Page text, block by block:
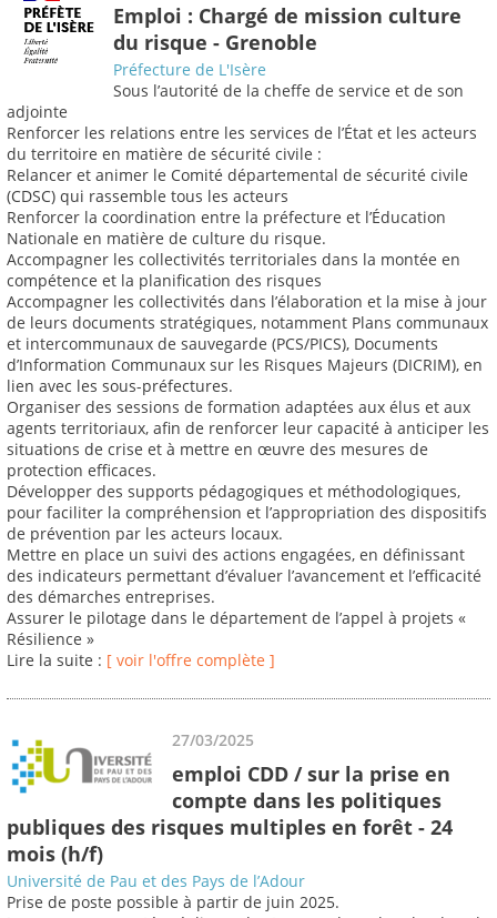
Emploi : Chargé de mission culture
du risque - Grenoble
Préfecture de L'Isère
Sous l’autorité de la cheffe de service et de son
adjointe
Renforcer les relations entre les services de l’État et les acteurs
du territoire en matière de sécurité civile :
Relancer et animer le Comité départemental de sécurité civile
(CDSC) qui rassemble tous les acteurs
Renforcer la coordination entre la préfecture et l’Éducation
Nationale en matière de culture du risque.
Accompagner les collectivités territoriales dans la montée en
compétence et la planification des risques
Accompagner les collectivités dans l’élaboration et la mise à jour
de leurs documents stratégiques, notamment Plans communaux
et intercommunaux de sauvegarde (PCS/PICS), Documents
d’Information Communaux sur les Risques Majeurs (DICRIM), en
lien avec les sous-préfectures.
Organiser des sessions de formation adaptées aux élus et aux
agents territoriaux, afin de renforcer leur capacité à anticiper les
situations de crise et à mettre en œuvre des mesures de
protection efficaces.
Développer des supports pédagogiques et méthodologiques,
pour faciliter la compréhension et l’appropriation des dispositifs
de prévention par les acteurs locaux.
Mettre en place un suivi des actions engagées, en définissant
des indicateurs permettant d’évaluer l’avancement et l’efficacité
des démarches entreprises.
Assurer le pilotage dans le département de l’appel à projets «
Résilience »
Lire la suite : [ voir l'offre complète ]
27/03/2025
emploi CDD / sur la prise en
compte dans les politiques
publiques des risques multiples en forêt - 24
mois (h/f)
Université de Pau et des Pays de l’Adour
Prise de poste possible à partir de juin 2025.